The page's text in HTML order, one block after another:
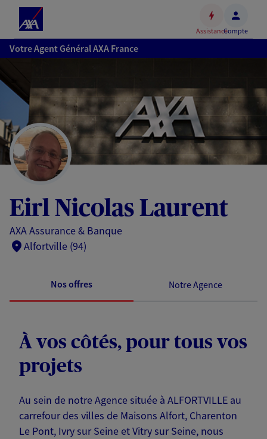
Accéder
au
Accéder
au
pied
de
page
AssistanceCompte
Votre Agent Général AXA France
Eirl Nicolas Laurent
AXA Assurance & Banque
Alfortville (94)
Nos offres Notre Agence
À vos côtés, pour tous vos
projets
Au sein de notre Agence située à ALFORTVILLE au
carrefour des villes de Maisons Alfort, Charenton
Le Pont, Ivry sur Seine et Vitry sur Seine, nous